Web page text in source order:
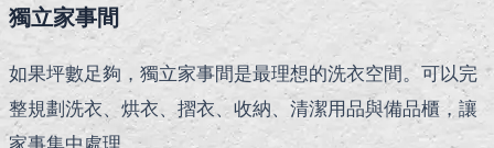
獨立家事間
如果坪數足夠，獨立家事間是最理想的洗衣空間。可以完
整規劃洗衣、烘衣、摺衣、收納、清潔用品與備品櫃，讓
家事集中處理。